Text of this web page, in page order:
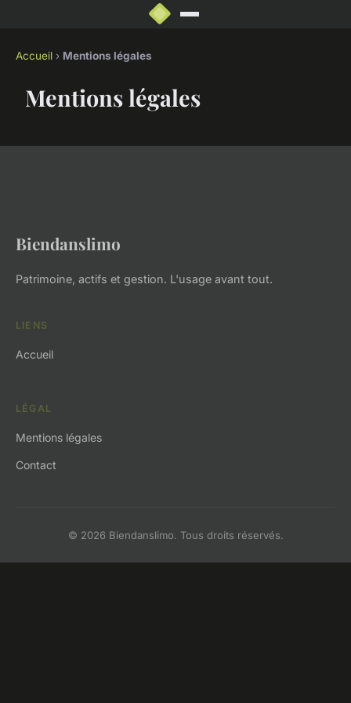
Accueil › Mentions légales
Mentions légales
Biendanslimo
Patrimoine, actifs et gestion. L'usage avant tout.
LIENS
Accueil
LÉGAL
Mentions légales
Contact
© 2026 Biendanslimo. Tous droits réservés.